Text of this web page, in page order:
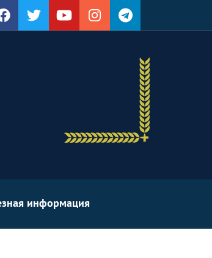
информация